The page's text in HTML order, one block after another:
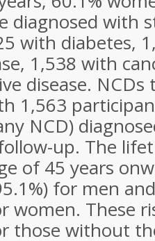
diagnosed with
with diabetes,
1,538 with
disease.
1,563
NCD)
up. The
of 45 years
for men
women. These
those without